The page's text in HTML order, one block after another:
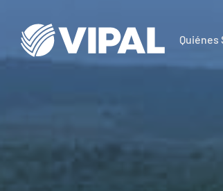
Quiénes